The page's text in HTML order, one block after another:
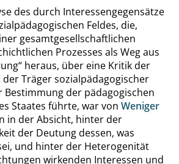
des durch Interessengegensätze
Feldes, die,
gesamtgesellschaftlichen
Prozesses als Weg aus
“ heraus, über eine Kritik der
Träger sozialpädagogischer
Bestimmung der pädagogischen
Staates führte, war von Weniger
in der Absicht, hinter der
der Deutung dessen, was
und hinter der Heterogenität
wirkenden Interessen und